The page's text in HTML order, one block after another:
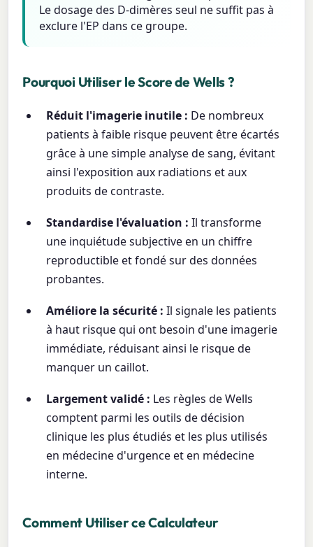
Le dosage des D-dimères seul ne suffit pas à
exclure l'EP dans ce groupe.
Pourquoi Utiliser le Score de Wells ?
Réduit l'imagerie inutile : De nombreux
patients à faible risque peuvent être écartés
grâce à une simple analyse de sang, évitant
ainsi l'exposition aux radiations et aux
produits de contraste.
Standardise l'évaluation : Il transforme
une inquiétude subjective en un chiffre
reproductible et fondé sur des données
probantes.
Améliore la sécurité : Il signale les patients
à haut risque qui ont besoin d'une imagerie
immédiate, réduisant ainsi le risque de
manquer un caillot.
Largement validé : Les règles de Wells
comptent parmi les outils de décision
clinique les plus étudiés et les plus utilisés
en médecine d'urgence et en médecine
interne.
Comment Utiliser ce Calculateur